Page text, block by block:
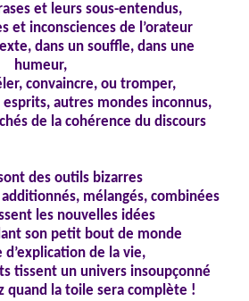
et leurs sous-entendus,
et inconsciences de l’orateur
dans un souffle, dans une
humeur,
convaincre, ou tromper,
esprits, autres mondes inconnus,
de la cohérence du discours
des outils bizarres
mélangés, combinées
les nouvelles idées
son petit bout de monde
d’explication de la vie,
tissent un univers insoupçonné
quand la toile sera complète !